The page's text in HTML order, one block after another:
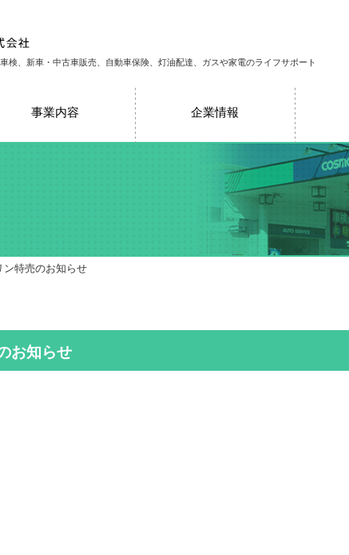
検、新車・中古車販売、自動車保険、灯油配達、ガスや家電のライフサポート
事業内容 企業情報
ン特売のお知らせ
お知らせ